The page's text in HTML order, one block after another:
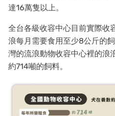
達16萬隻以上。
全台各­級收容中心目前實際收
浪每月需要食用至少8公斤的
灣的流浪動物收容中心裡的浪
約714噸的飼料。